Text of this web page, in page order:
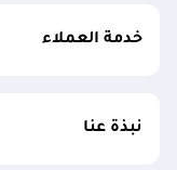
خدمة العملاء
نبذة عنا